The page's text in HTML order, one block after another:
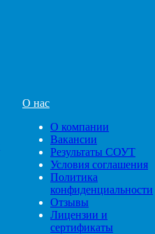
О нас
О компании
Вакансии
Результаты СОУТ
Условия соглашения
Политика
конфиденциальности
Отзывы
Лицензии и
сертификаты